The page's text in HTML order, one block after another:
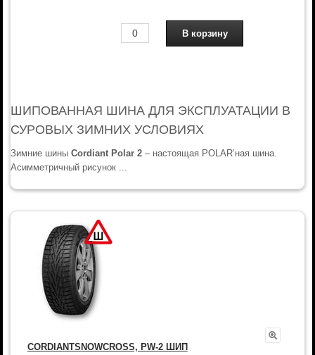
ШИПОВАННАЯ ШИНА ДЛЯ ЭКСПЛУАТАЦИИ В
СУРОВЫХ ЗИМНИХ УСЛОВИЯХ
Зимние шины Cordiant Polar 2– настоящая POLAR’ная шина.
Асимметричный рисунок ...
CORDIANTSNOWCROSS, PW-2 ШИП